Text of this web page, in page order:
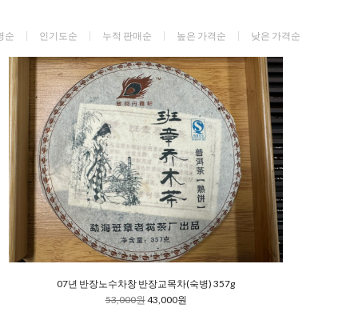
순 인기도순 누적 판매순 높은 가격순 낮은 가격순
07년 반장노수차창 반장교목차(숙병) 357g
53,000원43,000원